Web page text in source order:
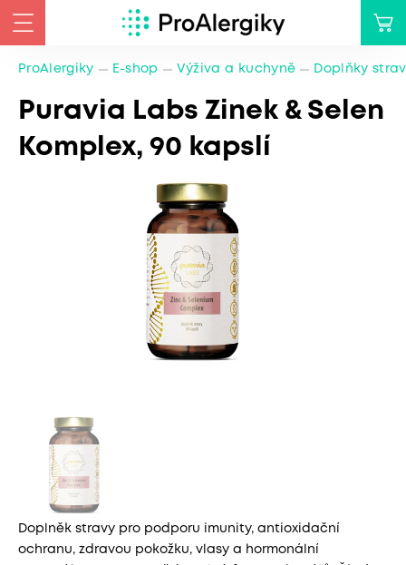
ProAlergiky E-shop Výživa a kuchyně Doplňky
Puravia Labs Zinek & Selen
Komplex, 90 kapslí
Doplněk stravy pro podporu imunity, antioxidační
ochranu, zdravou pokožku, vlasy a hormonální